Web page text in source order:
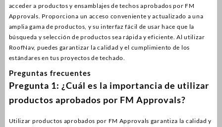
acceder a productos y ensamblajes de techos aprobados por FM
Approvals. Proporciona un acceso conveniente y actualizado a una
amplia gama de productos, y su interfaz fácil de usar hace que la
búsqueda y selección de productos sea rápida y eficiente. Al utilizar
RoofNav, puedes garantizar la calidad y el cumplimiento de los
estándares en tus proyectos de techado.
Preguntas frecuentes
Pregunta 1: ¿Cuál es la importancia de utilizar
productos aprobados por FM Approvals?
Utilizar productos aprobados por FM Approvals garantiza la calidad y